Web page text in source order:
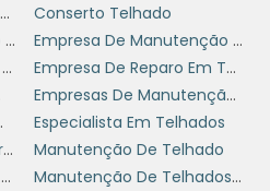
reforma de telhado
possíveis e se
da sua empresa.
DE
TELHADO
Conserto Em Telhado Industrial
Conserto Telhado
Empresa De Manutenção De Coberturas
Empresa De Manutenção De Telhados Industriais
Empresa De Reforma Em Telhado Industrial
Empresa De Reparo Em Telhas Metálicas
Empresas De Manutenção De Telhados
Especialista Em Telhados
Manutenção De Coberturas
Manutenção De Telhado
Manutenção De Telhado De Galpão
Manutenção De Telhados Em Sp